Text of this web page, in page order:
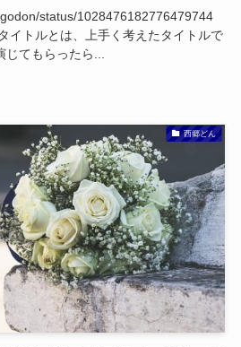
status/1028476182776479744
イトルとは、上手く考えたタイトルで
じてもらったら...
西郷どん